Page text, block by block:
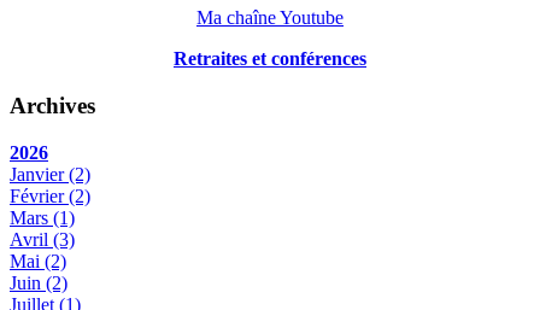
Ma chaîne Youtube
Retraites et conférences
Archives
2026
Janvier(2)
Février(2)
Mars (1)
Avril (3)
Mai (2)
Juin (2)
Juillet (1)